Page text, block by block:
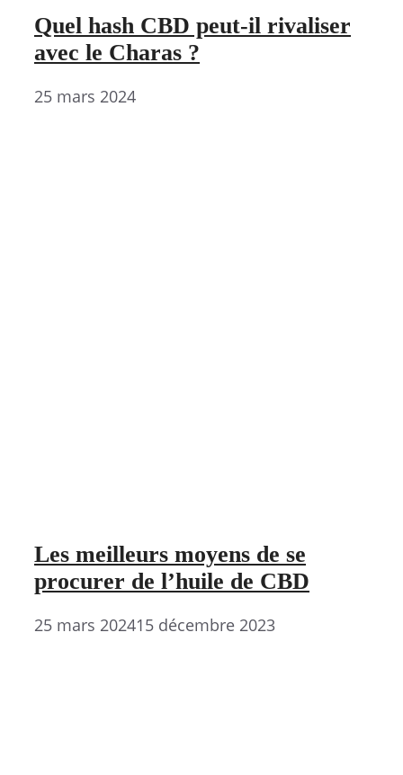
Quel hash CBD peut-il rivaliser
avec le Charas ?
25 mars 2024
Les meilleurs moyens de se
procurer de l’huile de CBD
25 mars 202415 décembre 2023